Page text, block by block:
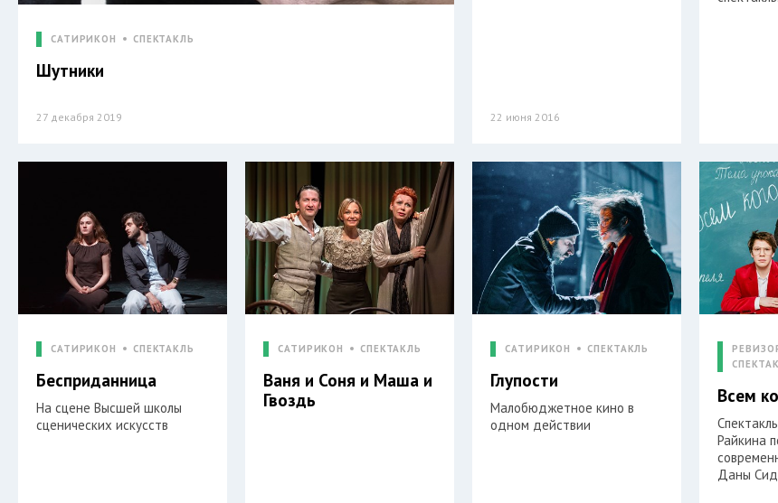
САТИРИКОН СПЕКТАКЛЬ
Шутники
27 декабря 2019 22 июня 2016
САТИРИКОН СПЕКТАКЛЬ
Бесприданница
На сцене Высшей школы
сценических искусств
САТИРИКОН СПЕКТАКЛЬ
Ваня и Соня и Маша и
Гвоздь
САТИРИКОН СПЕКТАКЛЬ
Глупости
Малобюджетное кино в
одном действии
Всем
Райкина
Даны